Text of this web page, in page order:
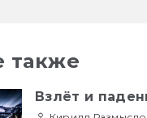
также
Взлёт и